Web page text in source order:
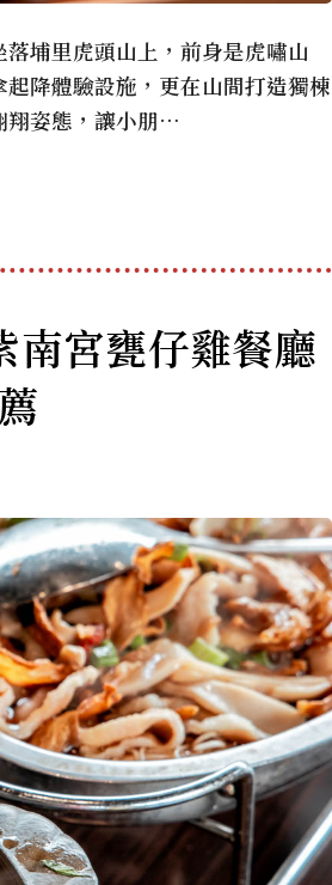
埔里虎頭山上，前身是虎嘯山
降體驗設施，更在山間打造獨棟
翔姿態，讓小朋…
南宮甕仔雞餐廳